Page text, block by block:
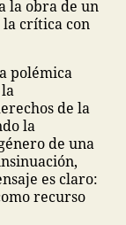
la obra de un
crítica con
polémica
de la
la
de una
es claro:
recurso